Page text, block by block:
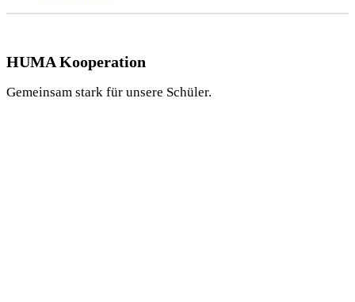
HUMA Kooperation
Gemeinsam stark für unsere Schüler.